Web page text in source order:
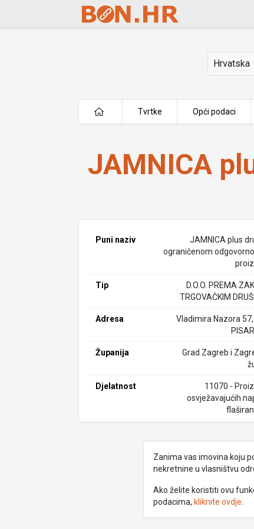
Skip to Main Content
Država
Tvrtke Opći podaci
JAMNICA plus d.o.o.
JAMNICA
Puni naziv
JAMNICA plus
ograničenom
Tip
D.O.O. PREMA
TRGOVAČKIM
Adresa
Vladimira Nazora
Županija
Grad Zagreb i
Djelatnost
11070 -
osvježavajućih
Zanima vas imovina koju
nekretnine u vlasništvu
Ako želite koristiti ovu
podacima, kliknite ovdje